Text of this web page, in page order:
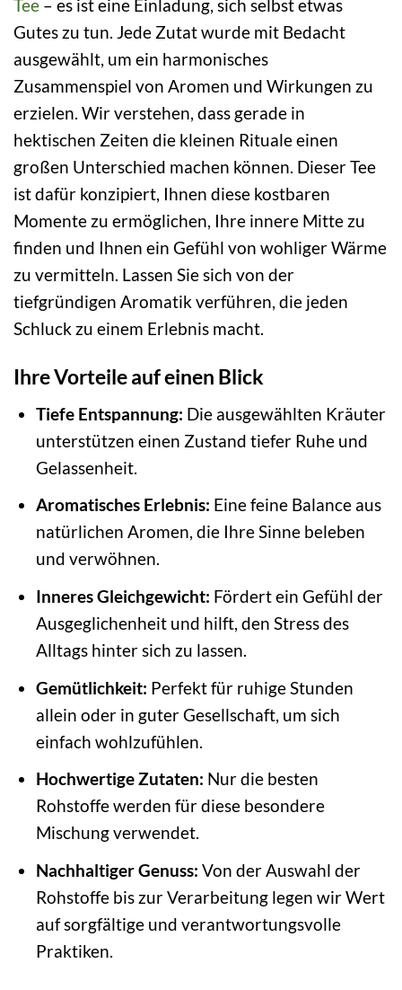
Tee – es ist eine Einladung, sich selbst etwas
Gutes zu tun. Jede Zutat wurde mit Bedacht
ausgewählt, um ein harmonisches
Zusammenspiel von Aromen und Wirkungen zu
erzielen. Wir verstehen, dass gerade in
hektischen Zeiten die kleinen Rituale einen
großen Unterschied machen können. Dieser Tee
ist dafür konzipiert, Ihnen diese kostbaren
Momente zu ermöglichen, Ihre innere Mitte zu
finden und Ihnen ein Gefühl von wohliger Wärme
zu vermitteln. Lassen Sie sich von der
tiefgründigen Aromatik verführen, die jeden
Schluck zu einem Erlebnis macht.
Ihre Vorteile auf einen Blick
Tiefe Entspannung: Die ausgewählten Kräuter
unterstützen einen Zustand tiefer Ruhe und
Gelassenheit.
Aromatisches Erlebnis: Eine feine Balance aus
natürlichen Aromen, die Ihre Sinne beleben
und verwöhnen.
Inneres Gleichgewicht: Fördert ein Gefühl der
Ausgeglichenheit und hilft, den Stress des
Alltags hinter sich zu lassen.
Gemütlichkeit: Perfekt für ruhige Stunden
allein oder in guter Gesellschaft, um sich
einfach wohlzufühlen.
Hochwertige Zutaten: Nur die besten
Rohstoffe werden für diese besondere
Mischung verwendet.
Nachhaltiger Genuss: Von der Auswahl der
Rohstoffe bis zur Verarbeitung legen wir Wert
auf sorgfältige und verantwortungsvolle
Praktiken.